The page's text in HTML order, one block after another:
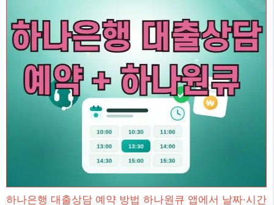
하나은행 대출상담 예약 방법 하나원큐 앱에서 날짜·시간